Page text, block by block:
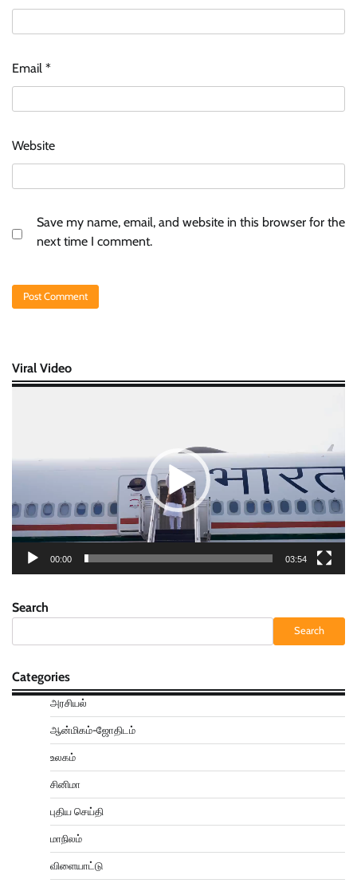
Email *
Website
Save my name, email, and website in this browser for the
next time I comment.
Viral Video
00:00 03:54
Search
Search
Categories
அரசியல்
ஆன்மிகம்-ஜோதிடம்
உலகம்
சினிமா
புதிய செய்தி
மாநிலம்
விளையாட்டு